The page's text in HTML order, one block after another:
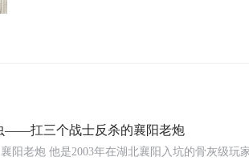
——扛三个战士反杀的襄阳老炮
老炮 他是2003年在湖北襄阳入坑的骨灰级玩